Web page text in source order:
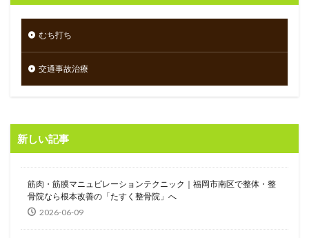
むち打ち
交通事故治療
新しい記事
筋肉・筋膜マニュピレーションテクニック｜福岡市南区で整体・整
骨院なら根本改善の「たすく整骨院」へ
2026-06-09